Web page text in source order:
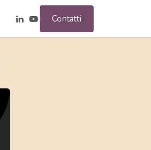
Contatti